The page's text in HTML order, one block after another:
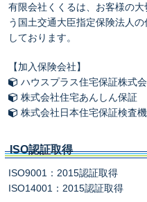
有限会社くくるは、お客様の
う国土交通大臣指定保険法人
しております。
【加入保険会社】
ハウスプラス住宅保証株式
株式会社住宅あんしん保証
株式会社日本住宅保証検査
ISO認証取得
ISO9001：2015認証取得
ISO14001：2015認証取得